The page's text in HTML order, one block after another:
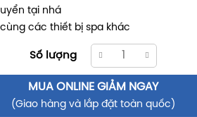
tại nhá
các thiết bị spa khác
Số lượng
MUA ONLINE GIẢM NGAY
(Giao hàng và lắp đặt toàn quốc)